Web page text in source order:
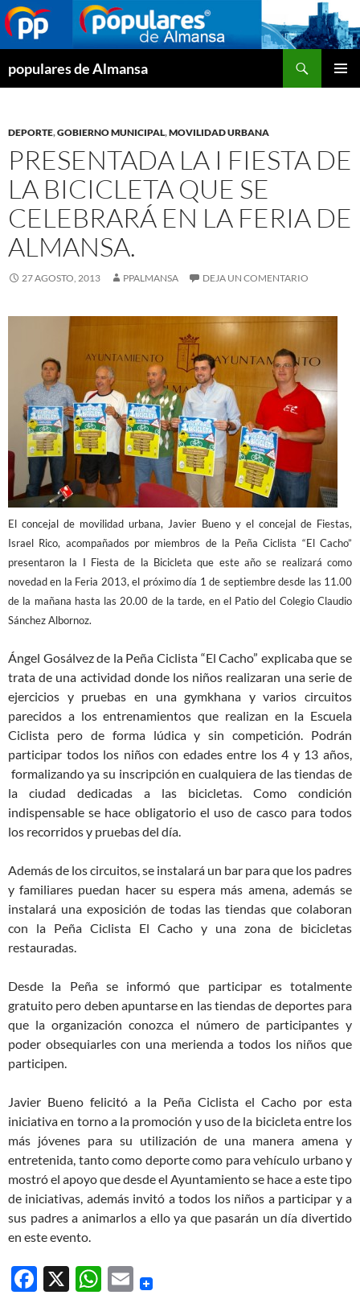
populares de Almansa
DEPORTE,GOBIERNO MUNICIPAL,MOVILIDAD URBANA
PRESENTADA LA I FIESTA DE
LA BICICLETA QUE SE
CELEBRARÁ EN LA FERIA DE
ALMANSA.
27 AGOSTO, 2013 PPALMANSA DEJA UN COMENTARIO
El concejal de movilidad urbana, Javier Bueno y el concejal de Fiestas,
Israel Rico, acompañados por miembros de la Peña Ciclista “El Cacho”
presentaron la I Fiesta de la Bicicleta que este año se realizará como
novedad en la Feria 2013, el próximo día 1 de septiembre desde las 11.00
de la mañana hasta las 20.00 de la tarde, en el Patio del Colegio Claudio
Sánchez Albornoz.
Ángel Gosálvez de la Peña Ciclista “El Cacho” explicaba que se
trata de una actividad donde los niños realizaran una serie de
ejercicios y pruebas en una gymkhana y varios circuitos
parecidos a los entrenamientos que realizan en la Escuela
Ciclista pero de forma lúdica y sin competición. Podrán
participar todos los niños con edades entre los 4 y 13 años,
formalizando ya su inscripción en cualquiera de las tiendas de
la ciudad dedicadas a las bicicletas. Como condición
indispensable se hace obligatorio el uso de casco para todos
los recorridos y pruebas del día.
Además de los circuitos, se instalará un bar para que los padres
y familiares puedan hacer su espera más amena, además se
instalará una exposición de todas las tiendas que colaboran
con la Peña Ciclista El Cacho y una zona de bicicletas
restauradas.
Desde la Peña se informó que participar es totalmente
gratuito pero deben apuntarse en las tiendas de deportes para
que la organización conozca el número de participantes y
poder obsequiarles con una merienda a todos los niños que
participen.
Javier Bueno felicitó a la Peña Ciclista el Cacho por esta
iniciativa en torno a la promoción y uso de la bicicleta entre los
más jóvenes para su utilización de una manera amena y
entretenida, tanto como deporte como para vehículo urbano y
mostró el apoyo que desde el Ayuntamiento se hace a este tipo
de iniciativas, además invitó a todos los niños a participar y a
sus padres a animarlos a ello ya que pasarán un día divertido
en este evento.
F
X
W E